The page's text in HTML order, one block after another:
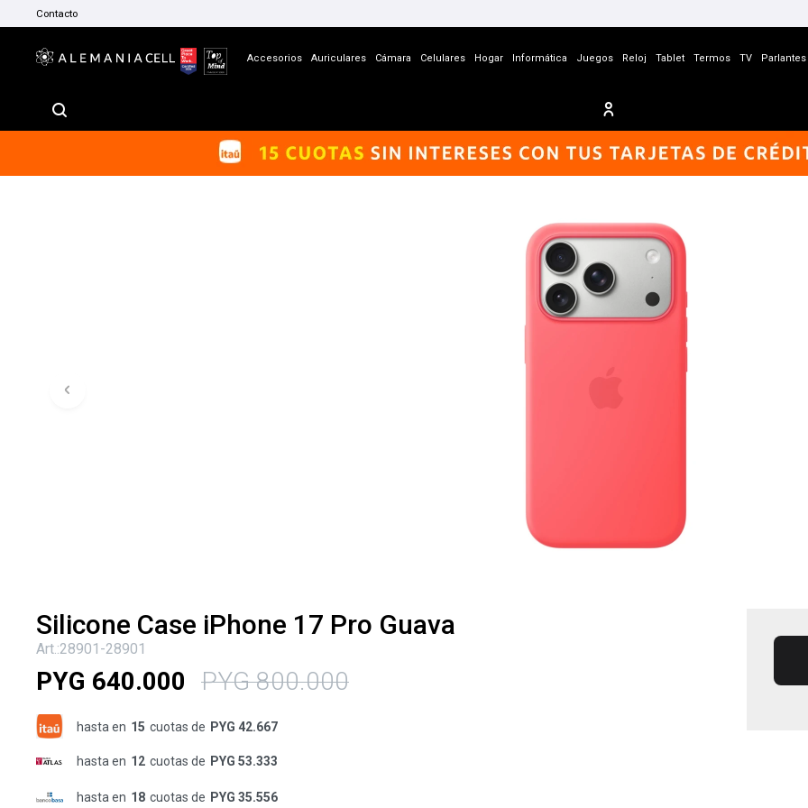
Accesorios Auriculares Cámara Celulares Hogar Informática Juegos Reloj Tablet Termos TV Parlantes
Contacto
Silicone Case iPhone 17 Pro Guava
28901-28901
PYG 640.000 PYG 800.000
hasta en 15 cuotas de PYG 42.667
hasta en 12 cuotas de PYG 53.333
hasta en 18 cuotas de PYG 35.556